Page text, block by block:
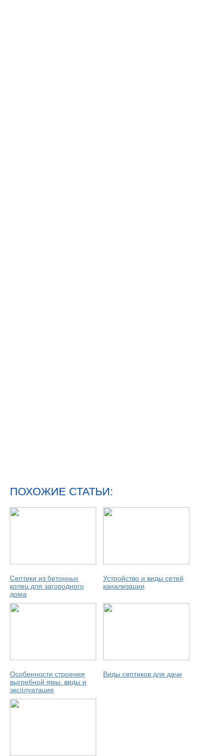
ПОХОЖИЕ СТАТЬИ:
Септики из бетонных
колец для загородного
дома
Устройство и виды сетей
канализации
Особенности строения
выгребной ямы: виды и
эксплуатация
Виды септиков для дачи